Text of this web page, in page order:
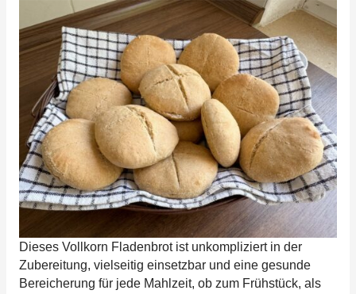
Dieses Vollkorn Fladenbrot ist unkompliziert in der
Zubereitung, vielseitig einsetzbar und eine gesunde
Bereicherung für jede Mahlzeit, ob zum Frühstück, als